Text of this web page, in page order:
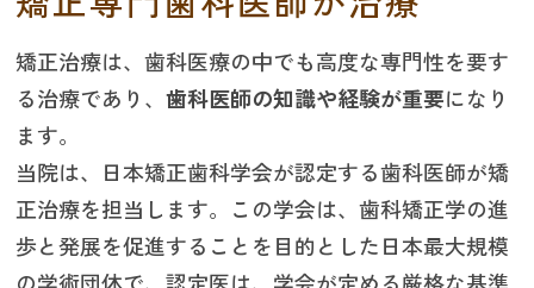
矯正治療は、歯科医療の中でも高度な専門性を要す
る治療であり、 歯科医師の知識や経験が重要になり
ます。
当院は、日本矯正歯科学会が認定する歯科医師が矯
正治療を担当します。この学会は、歯科矯正学の進
歩と発展を促進することを目的とした日本最大規模